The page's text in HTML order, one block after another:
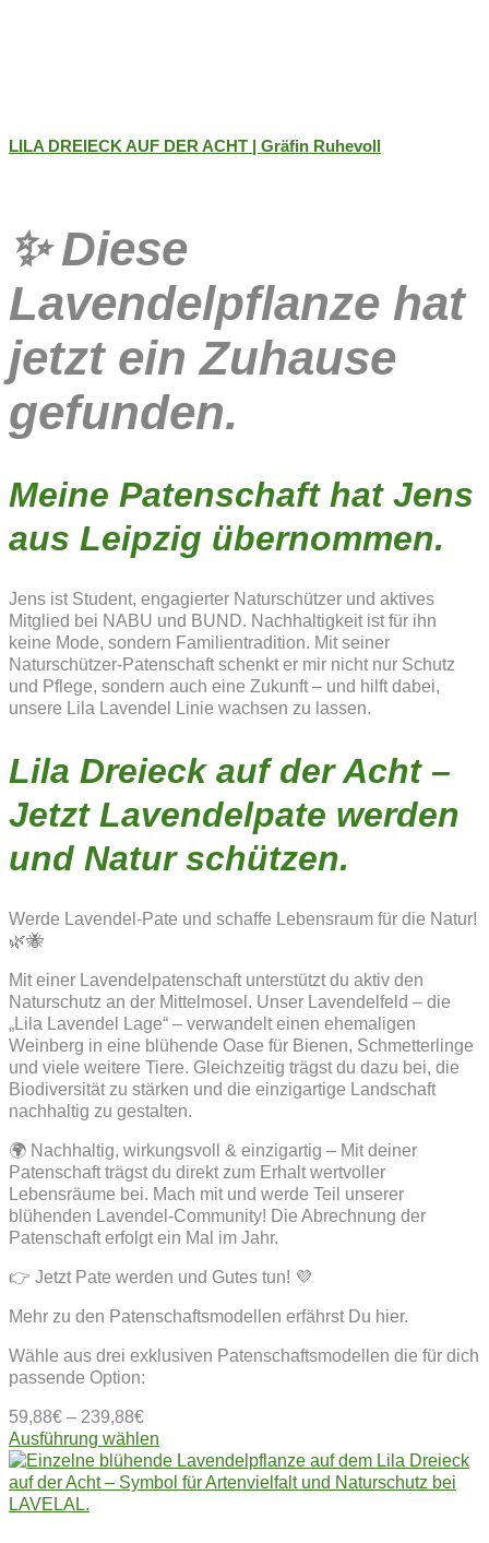
LILA DREIECK AUF DER ACHT | Gräfin Ruhevoll
✨Diese
Lavendelpflanze hat
jetzt ein Zuhause
gefunden.
Meine Patenschaft hat Jens
aus Leipzig übernommen.
Jens ist Student, engagierter Naturschützer und aktives
Mitglied bei NABU und BUND. Nachhaltigkeit ist für ihn
keine Mode, sondern Familientradition. Mit seiner
Naturschützer-Patenschaft schenkt er mir nicht nur Schutz
und Pflege, sondern auch eine Zukunft – und hilft dabei,
unsere Lila Lavendel Linie wachsen zu lassen.
Lila Dreieck auf der Acht –
Jetzt Lavendelpate werden
und Natur schützen.
Werde Lavendel-Pate und schaffe Lebensraum für die Natur!
🌿🐝
Mit einer Lavendelpatenschaft unterstützt du aktiv den
Naturschutz an der Mittelmosel. Unser Lavendelfeld – die
„Lila Lavendel Lage“ – verwandelt einen ehemaligen
Weinberg in eine blühende Oase für Bienen, Schmetterlinge
und viele weitere Tiere. Gleichzeitig trägst du dazu bei, die
Biodiversität zu stärken und die einzigartige Landschaft
nachhaltig zu gestalten.
🌍 Nachhaltig, wirkungsvoll & einzigartig – Mit deiner
Patenschaft trägst du direkt zum Erhalt wertvoller
Lebensräume bei. Mach mit und werde Teil unserer
blühenden Lavendel-Community! Die Abrechnung der
Patenschaft erfolgt ein Mal im Jahr.
👉 Jetzt Pate werden und Gutes tun! 💜
Mehr zu den Patenschaftsmodellen erfährst Du hier.
Wähle aus drei exklusiven Patenschaftsmodellen die für dich
passende Option:
59,88€ – 239,88€
Ausführung wählen
Produkt
weist